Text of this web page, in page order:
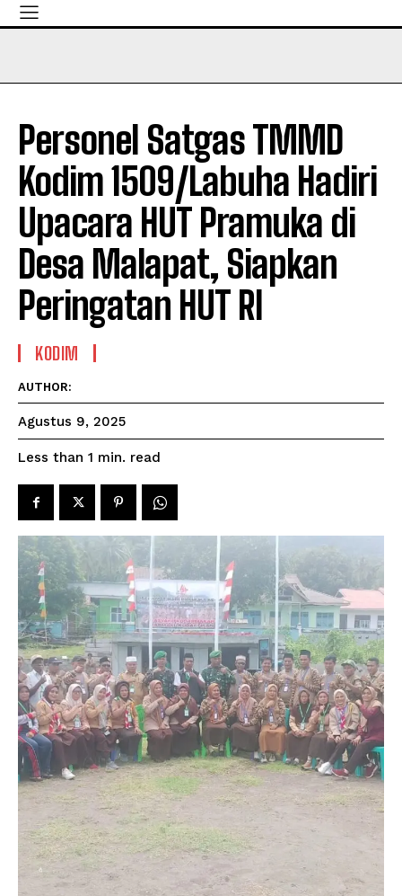
Personel Satgas TMMD
Kodim 1509/Labuha Hadiri
Upacara HUT Pramuka di
Desa Malapat, Siapkan
Peringatan HUT RI
KODIM
AUTHOR:
Agustus 9, 2025
Less than 1 min. read